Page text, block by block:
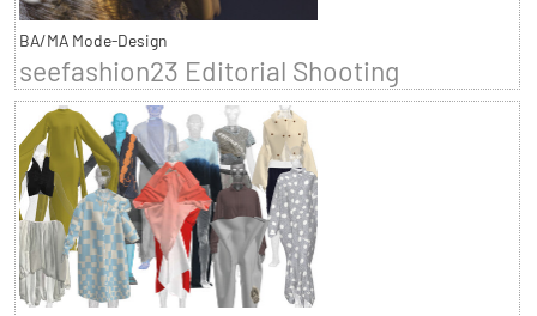
BA/MA Mode-Design
seefashion23 Editorial Shooting